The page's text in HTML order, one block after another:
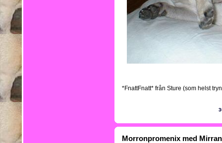
*FnattFnatt* från Sture (som helst
Morronpromenix med Mirran